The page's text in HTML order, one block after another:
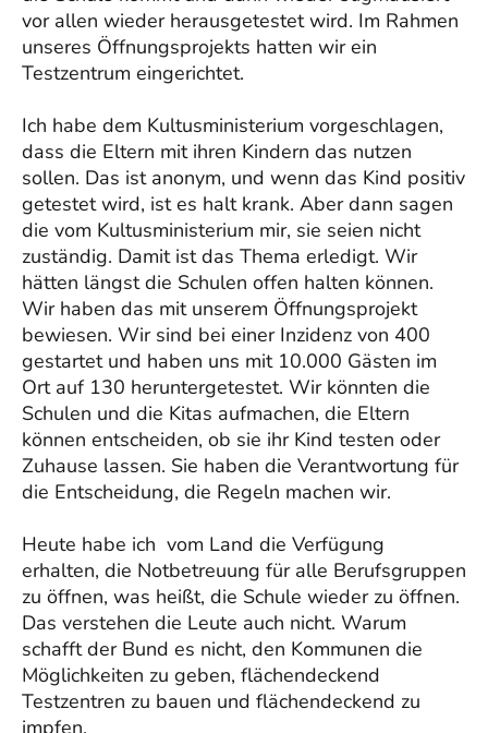
vor allen wieder herausgetestet wird. Im Rahmen
unseres Öffnungsprojekts hatten wir ein
Testzentrum eingerichtet.
Ich habe dem Kultusministerium vorgeschlagen,
dass die Eltern mit ihren Kindern das nutzen
sollen. Das ist anonym, und wenn das Kind positiv
getestet wird, ist es halt krank. Aber dann sagen
die vom Kultusministerium mir, sie seien nicht
zuständig. Damit ist das Thema erledigt. Wir
hätten längst die Schulen offen halten können.
Wir haben das mit unserem Öffnungsprojekt
bewiesen. Wir sind bei einer Inzidenz von 400
gestartet und haben uns mit 10.000 Gästen im
Ort auf 130 heruntergetestet. Wir könnten die
Schulen und die Kitas aufmachen, die Eltern
können entscheiden, ob sie ihr Kind testen oder
Zuhause lassen. Sie haben die Verantwortung für
die Entscheidung, die Regeln machen wir.
Heute habe ich vom Land die Verfügung
erhalten, die Notbetreuung für alle Berufsgruppen
zu öffnen, was heißt, die Schule wieder zu öffnen.
Das verstehen die Leute auch nicht. Warum
schafft der Bund es nicht, den Kommunen die
Möglichkeiten zu geben, flächendeckend
Testzentren zu bauen und flächendeckend zu
impfen.